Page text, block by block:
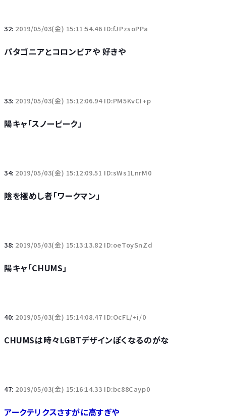
32: 2019/05/03(金) 15:11:54.46 ID:fJPzsoPPa
パタゴニアとコロンビアや 好きや
33: 2019/05/03(金) 15:12:06.94 ID:PM5KvCI+p
陽キャ「スノーピーク」
34: 2019/05/03(金) 15:12:09.51 ID:sWs1LnrM0
陰を極めし者「ワークマン」
38: 2019/05/03(金) 15:13:13.82 ID:oeToySnZd
陽キャ｢CHUMS｣
40: 2019/05/03(金) 15:14:08.47 ID:OcFL/+i/0
CHUMSは時々LGBTデザインぽくなるのがな
47: 2019/05/03(金) 15:16:14.33 ID:bc88Cayp0
アークテリクスさすがに高すぎや